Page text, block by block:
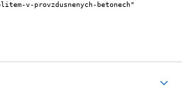
v-provzdusnenych-betonech"